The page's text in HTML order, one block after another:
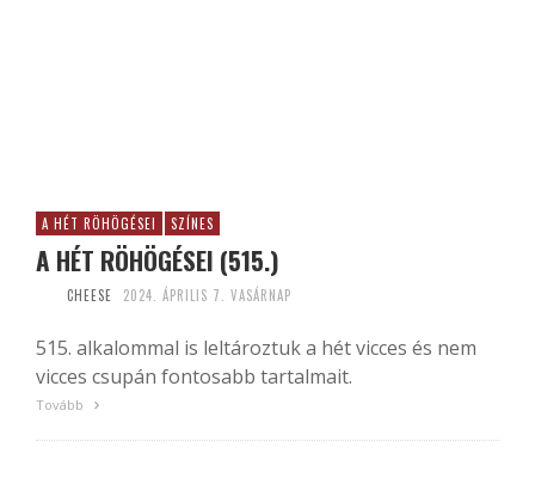
A HÉT RÖHÖGÉSEI SZÍNES
A HÉT RÖHÖGÉSEI (515.)
CHEESE 2024. ÁPRILIS 7. VASÁRNAP
515. alkalommal is leltároztuk a hét vicces és nem
vicces csupán fontosabb tartalmait.
Tovább